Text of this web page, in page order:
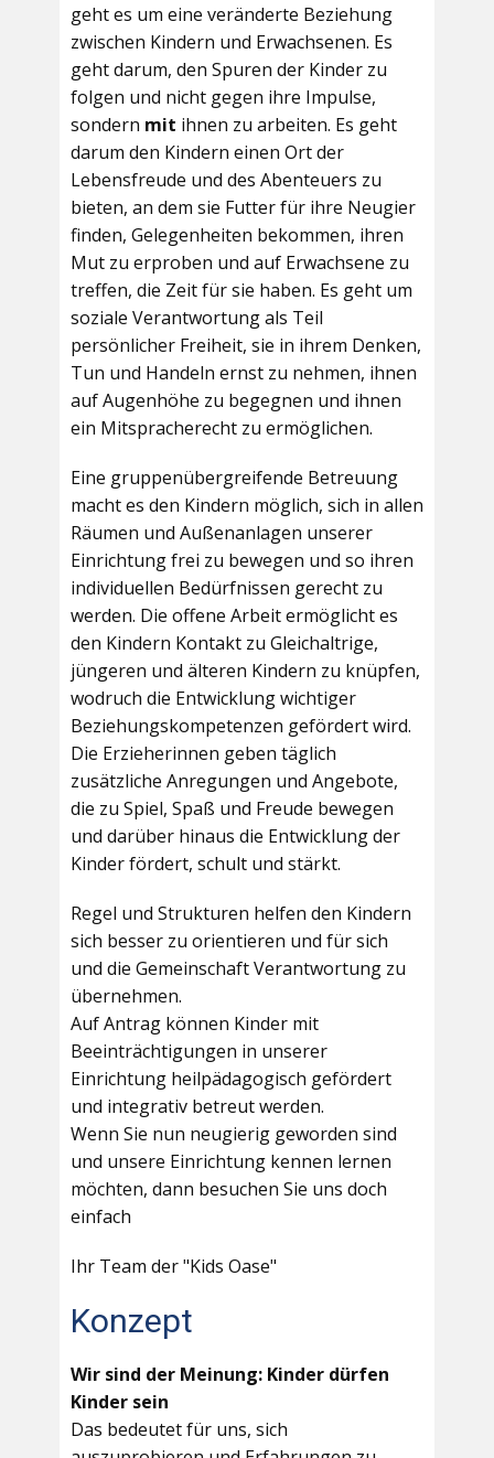
geht es um eine veränderte Beziehung
zwischen Kindern und Erwachsenen. Es
geht darum, den Spuren der Kinder zu
folgen und nicht gegen ihre Impulse,
sondern mit ihnen zu arbeiten. Es geht
darum den Kindern einen Ort der
Lebensfreude und des Abenteuers zu
bieten, an dem sie Futter für ihre Neugier
finden, Gelegenheiten bekommen, ihren
Mut zu erproben und auf Erwachsene zu
treffen, die Zeit für sie haben. Es geht um
soziale Verantwortung als Teil
persönlicher Freiheit, sie in ihrem Denken,
Tun und Handeln ernst zu nehmen, ihnen
auf Augenhöhe zu begegnen und ihnen
ein Mitspracherecht zu ermöglichen.
Eine gruppenübergreifende Betreuung
macht es den Kindern möglich, sich in allen
Räumen und Außenanlagen unserer
Einrichtung frei zu bewegen und so ihren
individuellen Bedürfnissen gerecht zu
werden. Die offene Arbeit ermöglicht es
den Kindern Kontakt zu Gleichaltrige,
jüngeren und älteren Kindern zu knüpfen,
wodruch die Entwicklung wichtiger
Beziehungskompetenzen gefördert wird.
Die Erzieherinnen geben täglich
zusätzliche Anregungen und Angebote,
die zu Spiel, Spaß und Freude bewegen
und darüber hinaus die Entwicklung der
Kinder fördert, schult und stärkt.
Regel und Strukturen helfen den Kindern
sich besser zu orientieren und für sich
und die Gemeinschaft Verantwortung zu
übernehmen.
Auf Antrag können Kinder mit
Beeinträchtigungen in unserer
Einrichtung heilpädagogisch gefördert
und integrativ betreut werden.
Wenn Sie nun neugierig geworden sind
und unsere Einrichtung kennen lernen
möchten, dann besuchen Sie uns doch
einfach
Ihr Team der "Kids Oase"
Konzept
Wir sind der Meinung: Kinder dürfen
Kinder sein
Das bedeutet für uns, sich